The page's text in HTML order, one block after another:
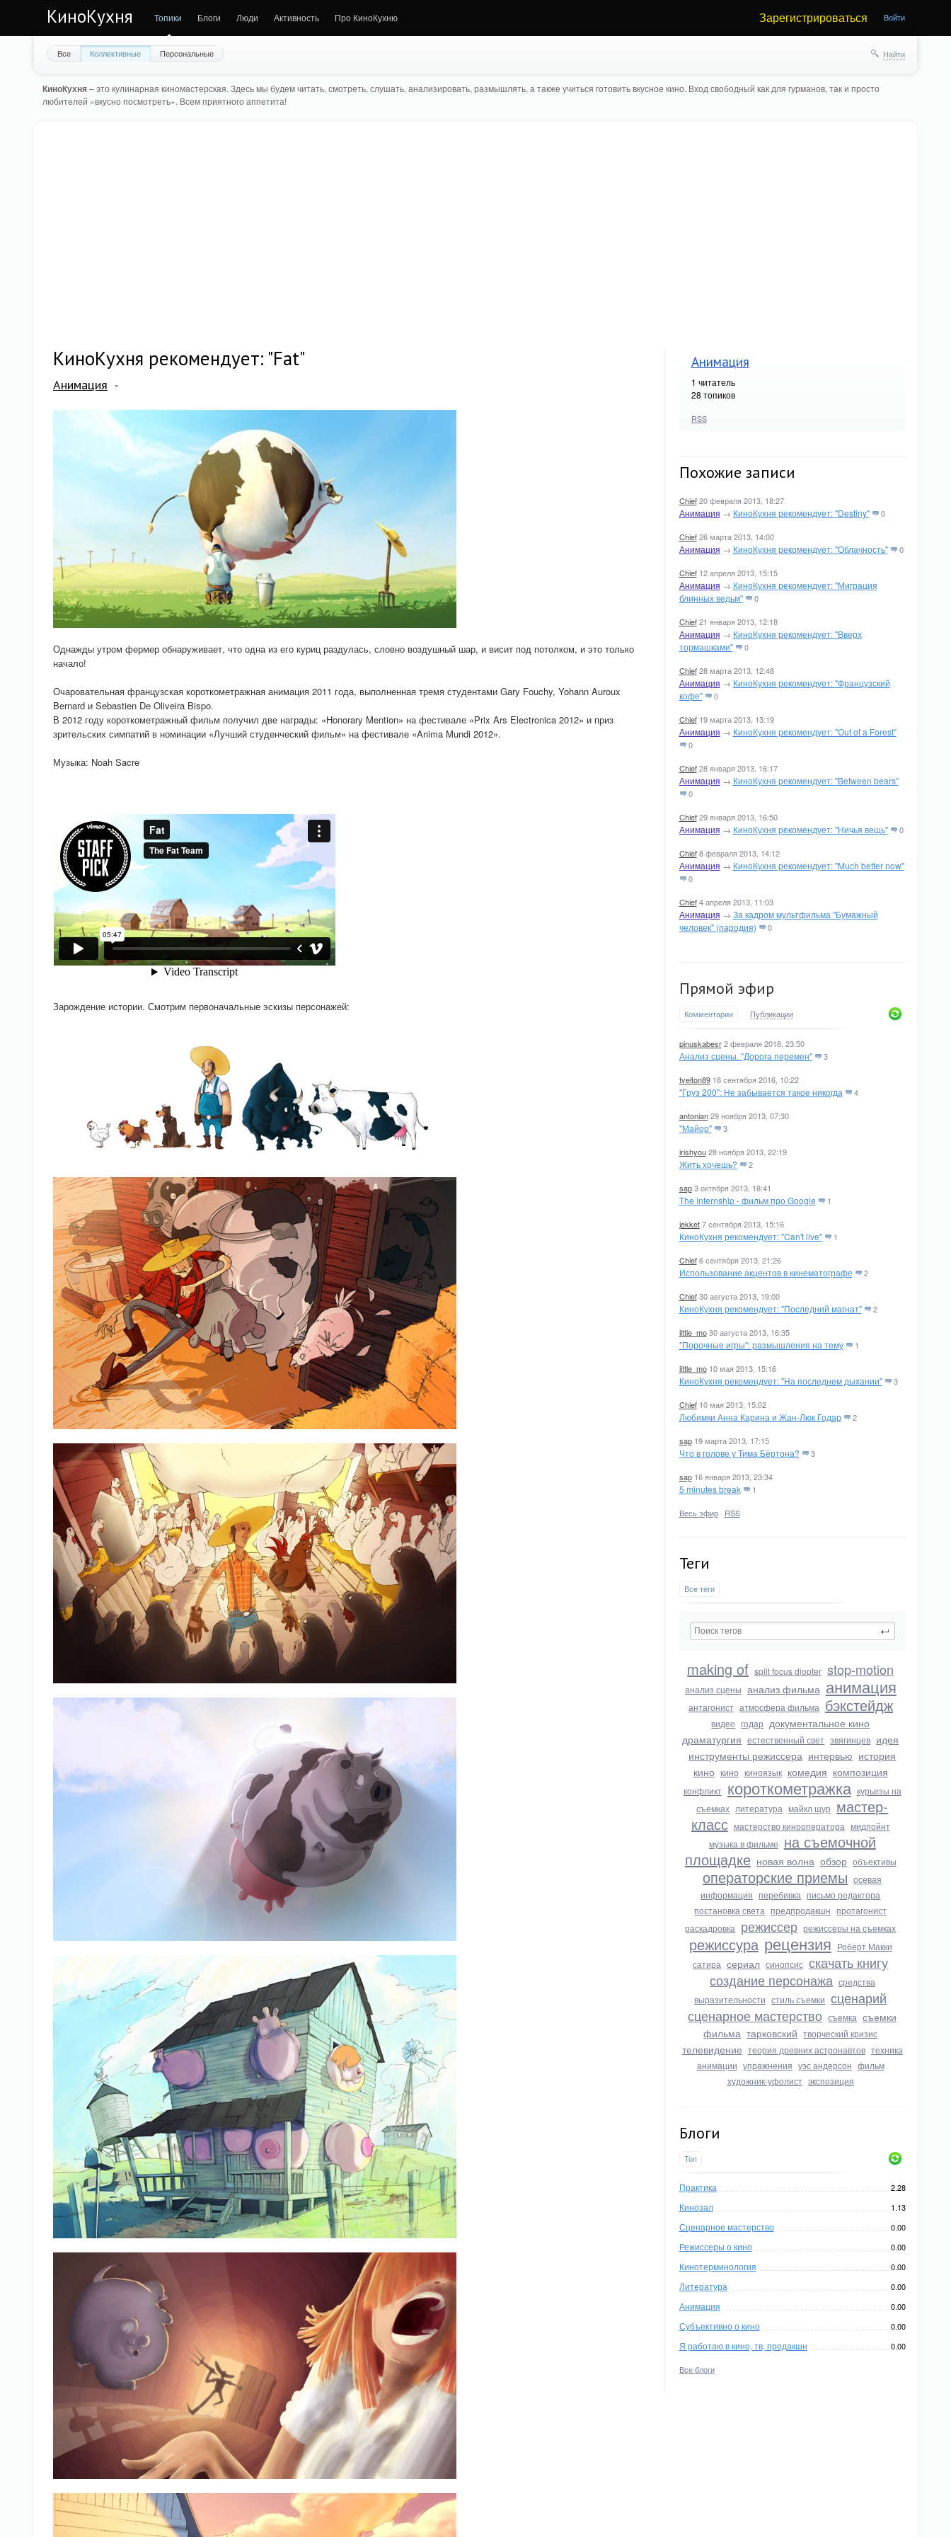
КиноКухня Топики Блоги Люди Активность Про КиноКухню Зарегистрироваться Войти
Все Коллективные Персональные Найти
КиноКухня– это кулинарная киномастерская. Здесь мы будем читать, смотреть, слушать, анализировать, размышлять, а также учиться готовить вкусное кино. Вход свободный как для гурманов, так и просто
любителей «вкусно посмотреть». Всем приятного аппетита!
КиноКухня рекомендует: "Fat"
Анимация
Однажды утром фермер обнаруживает, что одна из его куриц раздулась, словно воздушный шар, и висит под потолком, и это только
начало!
Очаровательная французская короткометражная анимация 2011 года, выполненная тремя студентами Gary Fouchy, Yohann Auroux
Bernard и Sebastien De Oliveira Bispo.
В 2012 году короткометражный фильм получил две награды: «Honorary Mention» на фестивале «Prix Ars Electronica 2012» и приз
зрительских симпатий в номинации «Лучший студенческий фильм» на фестивале «Anima Mundi 2012».
Музыка: Noah Sacre
Зарождение истории. Смотрим первоначальные эскизы персонажей:
Анимация
1 читатель
28 топиков
RSS
Похожие записи
Chief 20 февраля 2013, 18:27
Анимация → КиноКухня рекомендует: "Destiny" 0
Chief 26 марта 2013, 14:00
Анимация → КиноКухня рекомендует: "Облачность" 0
Chief 12 апреля 2013, 15:15
Анимация → КиноКухня рекомендует: "Миграция
блинных ведьм"
0
Chief 21 января 2013, 12:18
Анимация → КиноКухня рекомендует: "Вверх
тормашками"
0
Chief 28 марта 2013, 12:48
Анимация → КиноКухня рекомендует: "Французский
кофе"
0
Chief 19 марта 2013, 13:19
Анимация → КиноКухня рекомендует: "Out of a Forest"
0
Chief 28 января 2013, 16:17
Анимация → КиноКухня рекомендует: "Between bears"
0
Chief 29 января 2013, 16:50
Анимация → КиноКухня рекомендует: "Ничья вещь" 0
Chief 8 февраля 2013, 14:12
Анимация → КиноКухня рекомендует: "Much better now"
0
Chief 4 апреля 2013, 11:03
Анимация → За кадром мультфильма "Бумажный
человек" (пародия)
0
Прямой эфир
Комментарии Публикации
pinuskabesr 2 февраля 2018, 23:50
Анализ сцены. "Дорога перемен" 3
tvelton89 18 сентября 2016, 10:22
"Груз 200": Не забывается такое никогда 4
antonian 29 ноября 2013, 07:30
"Майор" 3
irishyou 28 ноября 2013, 22:19
Жить хочешь? 2
sap 3 октября 2013, 18:41
The Internship - фильм про Google 1
jekket 7 сентября 2013, 15:16
КиноКухня рекомендует: "Can't live" 1
Chief 6 сентября 2013, 21:26
Использование акцентов в кинематографе 2
Chief 30 августа 2013, 19:00
КиноКухня рекомендует: "Последний магнат" 2
little_mo 30 августа 2013, 16:35
"Порочные игры": размышления на тему 1
little_mo 10 мая 2013, 15:16
КиноКухня рекомендует: "На последнем дыхании" 3
Chief 10 мая 2013, 15:02
Любимки Анна Карина и Жан-Люк Годар 2
sap 19 марта 2013, 17:15
Что в голове у Тима Бёртона? 3
sap 16 января 2013, 23:34
5 minutes break 1
Весь эфир· RSS
Теги
Все теги
making of split focus diopter stop-motion
анализ сцены анализ фильма анимация
антагонист атмосфера фильма бэкстейдж
видео годар документальное кино
драматургия естественный свет звягинцев идея
инструменты режиссера интервью история
кино кино киноязык комедия композиция
конфликт короткометражка курьезы на
съемках литература майкл щур мастер-
класс мастерство кинооператора мидпойнт
музыка в фильме на съемочной
площадке новая волна обзор объективы
операторские приемы осевая
информация перебивка письмо редактора
постановка света предпродакшн протагонист
раскадровка режиссер режиссеры на съемках
режиссура рецензия Роберт Макки
сатира сериал синопсис скачать книгу
создание персонажа средства
выразительности стиль съемки сценарий
сценарное мастерство съемка съемки
фильма тарковский творческий кризис
телевидение теория древних астронавтов техника
анимации упражнения уэс андерсон фильм
художник-уфолист экспозиция
Блоги
Топ
Практика 2.28
Кинозал 1.13
Сценарное мастерство 0.00
Режиссеры о кино 0.00
Кинотерминология 0.00
Литература 0.00
Анимация 0.00
Субъективно о кино 0.00
Я работаю в кино, тв, продакшн 0.00
Все блоги